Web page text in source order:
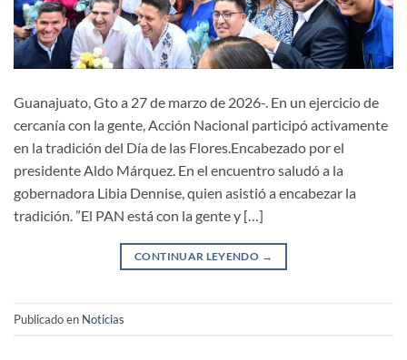
Guanajuato, Gto a 27 de marzo de 2026-. En un ejercicio de
cercanía con la gente, Acción Nacional participó activamente
en la tradición del Día de las Flores.Encabezado por el
presidente Aldo Márquez. En el encuentro saludó a la
gobernadora Libia Dennise, quien asistió a encabezar la
tradición. ”El PAN está con la gente y […]
CONTINUAR LEYENDO →
Publicado en Noticias